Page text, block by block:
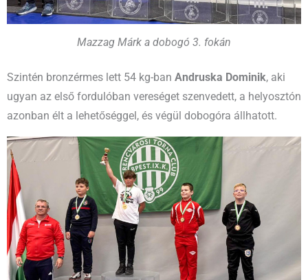
Mazzag Márk a dobogó 3. fokán
Szintén bronzérmes lett 54 kg-ban Andruska Dominik, aki
ugyan az első fordulóban vereséget szenvedett, a helyosztón
azonban élt a lehetőséggel, és végül dobogóra állhatott.